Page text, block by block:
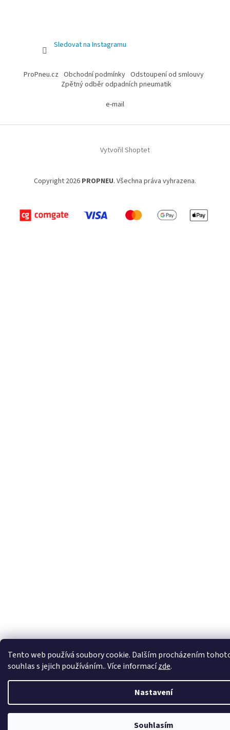
Tento web používá soubory cookie. Dalším procházením
souhlas s jejich používáním.. Více informacízde.
Nastavení
Souhlasím
Sledovat na Instagramu
ProPneu.cz Obchodní podmínky Odstoupení od smlouvy
Zpětný odběr odpadních pneumatik
e-mail
Vytvořil Shoptet
Copyright 2026 PROPNEU. Všechna práva vyhrazena.